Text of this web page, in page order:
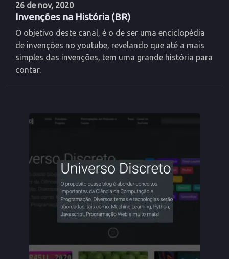
26 de nov, 2020
Invenções na História (BR)
O objetivo deste canal, é o de ser uma enciclopédia
de invenções no youtube, revelando que até a mais
simples das invenções, tem uma grande história para
contar.